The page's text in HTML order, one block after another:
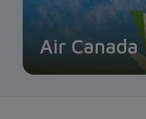
Air Canada